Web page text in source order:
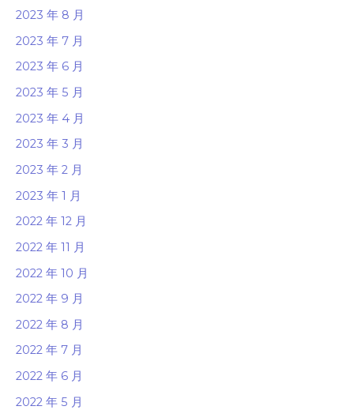
2023 年 8 月
2023 年 7 月
2023 年 6 月
2023 年 5 月
2023 年 4 月
2023 年 3 月
2023 年 2 月
2023 年 1 月
2022 年 12 月
2022 年 11 月
2022 年 10 月
2022 年 9 月
2022 年 8 月
2022 年 7 月
2022 年 6 月
2022 年 5 月